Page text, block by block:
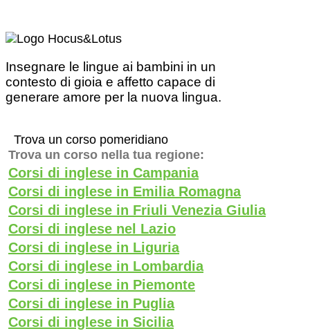
Insegnare le lingue ai bambini in un
contesto di gioia e affetto capace di
generare amore per la nuova lingua.
Trova un corso pomeridiano
Trova un corso nella tua regione:
Corsi di inglese in Campania
Corsi di inglese in Emilia Romagna
Corsi di inglese in Friuli Venezia Giulia
Corsi di inglese nel Lazio
Corsi di inglese in Liguria
Corsi di inglese in Lombardia
Corsi di inglese in Piemonte
Corsi di inglese in Puglia
Corsi di inglese in Sicilia